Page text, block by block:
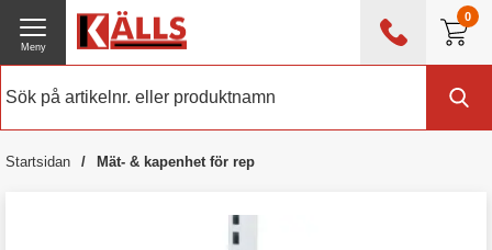
0
0476 - 214 80
Meny
Startsidan Mät- & kapenhet för rep